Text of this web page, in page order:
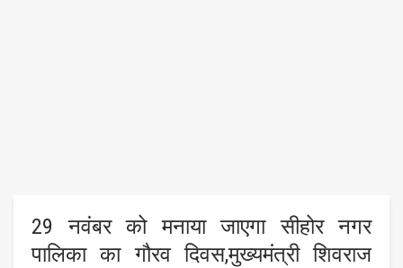
29 नवंबर को मनाया जाएगा सीहोर नगर
पालिका का गौरव दिवस,मुख्यमंत्री शिवराज